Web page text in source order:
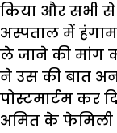
किया और सभी
अस्पताल में
ले जाने की मांग
ने उस की बात
पोस्टमार्टम कर
अमित के फेमिली